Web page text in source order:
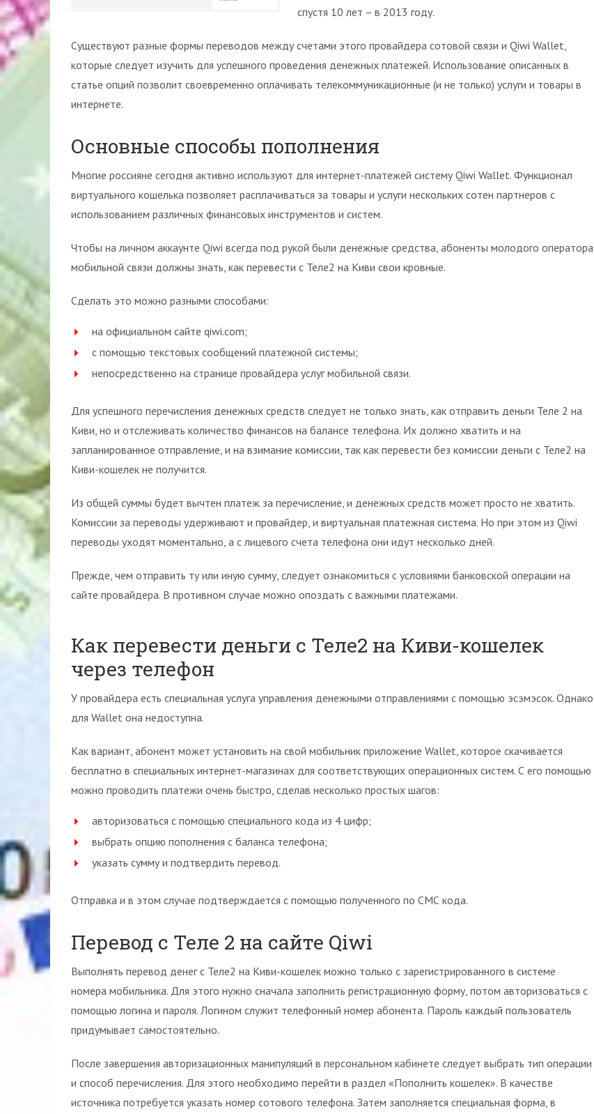
спустя 10 лет – в 2013 году.
Существуют разные формы переводов между счетами этого провайдера сотовой связи и Qiwi Wallet,
которые следует изучить для успешного проведения денежных платежей. Использование описанных в
статье опций позволит своевременно оплачивать телекоммуникационные (и не только) услуги и товары в
интернете.
Основные способы пополнения
Многие россияне сегодня активно используют для интернет-платежей систему Qiwi Wallet. Функционал
виртуального кошелька позволяет расплачиваться за товары и услуги нескольких сотен партнеров с
использованием различных финансовых инструментов и систем.
Чтобы на личном аккаунте Qiwi всегда под рукой были денежные средства, абоненты молодого оператора
мобильной связи должны знать, как перевести с Теле2 на Киви свои кровные.
Сделать это можно разными способами:
на официальном сайте qiwi.com;
с помощью текстовых сообщений платежной системы;
непосредственно на странице провайдера услуг мобильной связи.
Для успешного перечисления денежных средств следует не только знать, как отправить деньги Теле 2 на
Киви, но и отслеживать количество финансов на балансе телефона. Их должно хватить и на
запланированное отправление, и на взимание комиссии, так как перевести без комиссии деньги с Теле2 на
Киви-кошелек не получится.
Из общей суммы будет вычтен платеж за перечисление, и денежных средств может просто не хватить.
Комиссии за переводы удерживают и провайдер, и виртуальная платежная система. Но при этом из Qiwi
переводы уходят моментально, а с лицевого счета телефона они идут несколько дней.
Прежде, чем отправить ту или иную сумму, следует ознакомиться с условиями банковской операции на
сайте провайдера. В противном случае можно опоздать с важными платежами.
Как перевести деньги с Теле2 на Киви-кошелек
через телефон
У провайдера есть специальная услуга управления денежными отправлениями с помощью эсэмэсок. Однако
для Wallet она недоступна.
Как вариант, абонент может установить на свой мобильник приложение Wallet, которое скачивается
бесплатно в специальных интернет-магазинах для соответствующих операционных систем. С его помощью
можно проводить платежи очень быстро, сделав несколько простых шагов:
авторизоваться с помощью специального кода из 4 цифр;
выбрать опцию пополнения с баланса телефона;
указать сумму и подтвердить перевод.
Отправка и в этом случае подтверждается с помощью полученного по СМС кода.
Перевод с Теле 2 на сайте Qiwi
Выполнять перевод денег с Теле2 на Киви-кошелек можно только с зарегистрированного в системе
номера мобильника. Для этого нужно сначала заполнить регистрационную форму, потом авторизоваться с
помощью логина и пароля. Логином служит телефонный номер абонента. Пароль каждый пользователь
придумывает самостоятельно.
После завершения авторизационных манипуляций в персональном кабинете следует выбрать тип операции
и способ перечисления. Для этого необходимо перейти в раздел «Пополнить кошелек». В качестве
источника потребуется указать номер сотового телефона. Затем заполняется специальная форма, в